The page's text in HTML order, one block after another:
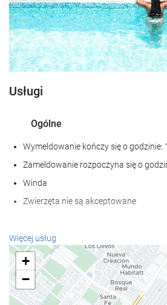
Usługi
Ogólne
Wymeldowanie kończy się o godzinie:
Zameldowanie rozpoczyna się o
Winda
Zwierzęta nie są akceptowane
Wellness
Spa
łaźnia turecka/parowa
Sauna
Więcej usług
+
−